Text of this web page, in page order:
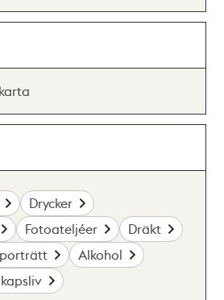
Drycker
Fotoateljéer
Dräkt
Alkohol